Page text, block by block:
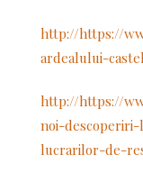
http://https://
ardealului-
http://https://
noi-
lucrarilor-de-